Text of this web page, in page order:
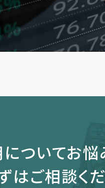
ついてお悩
はご相談くだ